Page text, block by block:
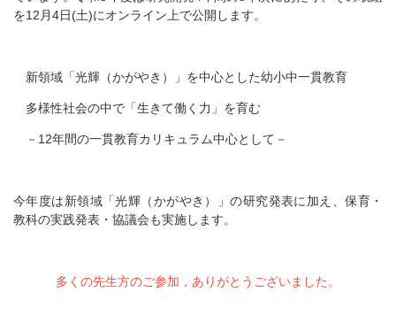
を12月4日(土)にオンライン上で公開します。
新領域「光輝（かがやき）」を中心とした幼小中一貫教育
多様性社会の中で「生きて働く力」を育む
－12年間の一貫教育カリキュラム中心として－
今年度は新領域「光輝（かがやき）」の研究発表に加え、保育・
教科の実践発表・協議会も実施します。
多くの先生方のご参加，ありがとうございました。